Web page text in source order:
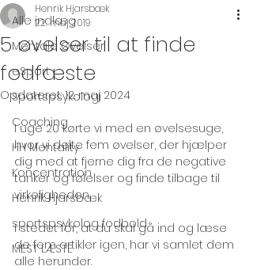
Alle indlæg
Mentale Øvelser
eSport
Sportspsykologi
Coaching
HH Mentality
Koncentration
Henrik Hjarsbæk
sportspsykolog fodbold
MEST LÆSTE
5 øvelser til at finde
fodfæste
Henrik Hjarsbæk
22. maj 2019
Opdateret:12. maj 2024
I uge 20 kørte vi med en øvelsesuge,
hvor vi delte fem øvelser, der hjælper
dig med at fjerne dig fra de negative
tanker og følelser og finde tilbage til
virkeligheden.
I stedet for, at du skal gå ind og læse
de fem artikler igen, har vi samlet dem
alle herunder.